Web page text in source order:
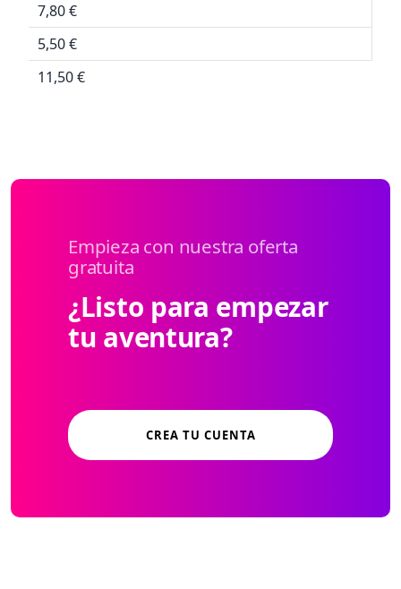
7,80 €
5,50 €
11,50 €
Empieza con nuestra oferta
gratuita
¿Listo para empezar
tu aventura?
CREA TU CUENTA